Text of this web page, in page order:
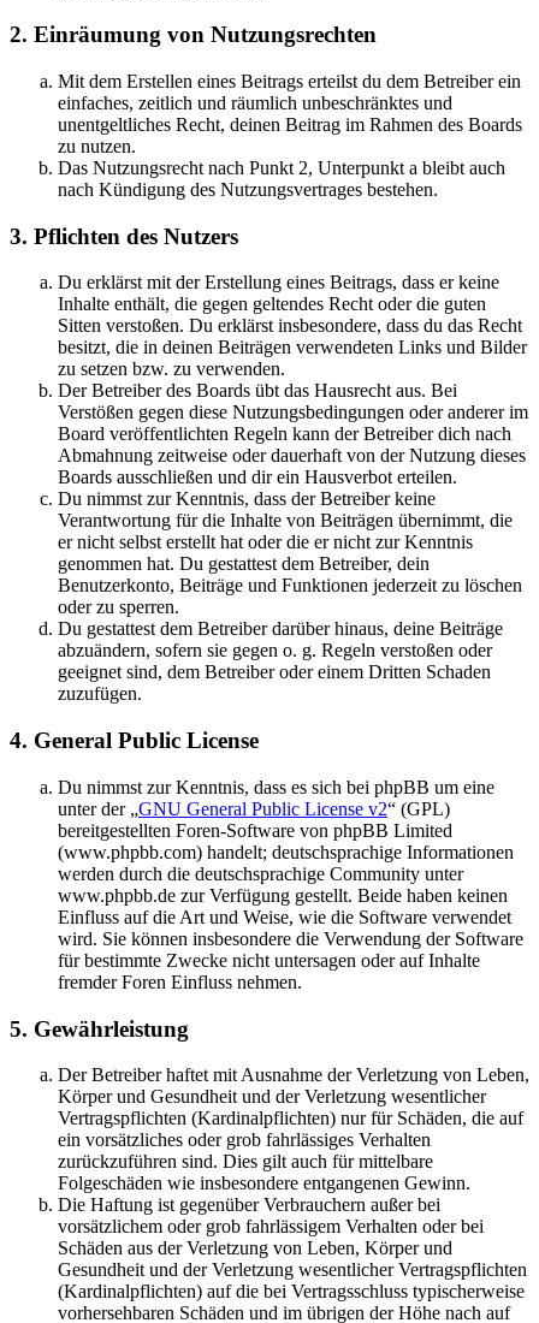
2. Einräumung von Nutzungsrechten
Mit dem Erstellen eines Beitrags erteilst du dem Betreiber ein
einfaches, zeitlich und räumlich unbeschränktes und
unentgeltliches Recht, deinen Beitrag im Rahmen des Boards
zu nutzen.
Das Nutzungsrecht nach Punkt 2, Unterpunkt a bleibt auch
nach Kündigung des Nutzungsvertrages bestehen.
3. Pflichten des Nutzers
Du erklärst mit der Erstellung eines Beitrags, dass er keine
Inhalte enthält, die gegen geltendes Recht oder die guten
Sitten verstoßen. Du erklärst insbesondere, dass du das Recht
besitzt, die in deinen Beiträgen verwendeten Links und Bilder
zu setzen bzw. zu verwenden.
Der Betreiber des Boards übt das Hausrecht aus. Bei
Verstößen gegen diese Nutzungsbedingungen oder anderer im
Board veröffentlichten Regeln kann der Betreiber dich nach
Abmahnung zeitweise oder dauerhaft von der Nutzung dieses
Boards ausschließen und dir ein Hausverbot erteilen.
Du nimmst zur Kenntnis, dass der Betreiber keine
Verantwortung für die Inhalte von Beiträgen übernimmt, die
er nicht selbst erstellt hat oder die er nicht zur Kenntnis
genommen hat. Du gestattest dem Betreiber, dein
Benutzerkonto, Beiträge und Funktionen jederzeit zu löschen
oder zu sperren.
Du gestattest dem Betreiber darüber hinaus, deine Beiträge
abzuändern, sofern sie gegen o. g. Regeln verstoßen oder
geeignet sind, dem Betreiber oder einem Dritten Schaden
zuzufügen.
4. General Public License
Du nimmst zur Kenntnis, dass es sich bei phpBB um eine
unter der „GNU General Public License v2“ (GPL)
bereitgestellten Foren-Software von phpBB Limited
(www.phpbb.com) handelt; deutschsprachige Informationen
werden durch die deutschsprachige Community unter
www.phpbb.de zur Verfügung gestellt. Beide haben keinen
Einfluss auf die Art und Weise, wie die Software verwendet
wird. Sie können insbesondere die Verwendung der Software
für bestimmte Zwecke nicht untersagen oder auf Inhalte
fremder Foren Einfluss nehmen.
5. Gewährleistung
Der Betreiber haftet mit Ausnahme der Verletzung von Leben,
Körper und Gesundheit und der Verletzung wesentlicher
Vertragspflichten (Kardinalpflichten) nur für Schäden, die auf
ein vorsätzliches oder grob fahrlässiges Verhalten
zurückzuführen sind. Dies gilt auch für mittelbare
Folgeschäden wie insbesondere entgangenen Gewinn.
Die Haftung ist gegenüber Verbrauchern außer bei
vorsätzlichem oder grob fahrlässigem Verhalten oder bei
Schäden aus der Verletzung von Leben, Körper und
Gesundheit und der Verletzung wesentlicher Vertragspflichten
(Kardinalpflichten) auf die bei Vertragsschluss typischerweise
vorhersehbaren Schäden und im übrigen der Höhe nach auf